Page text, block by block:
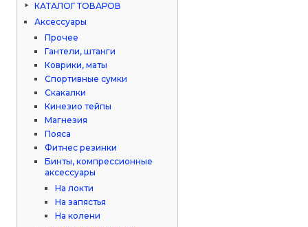
КАТАЛОГ ТОВАРОВ
Аксессуары
Прочее
Гантели, штанги
Коврики, маты
Спортивные сумки
Скакалки
Кинезио тейпы
Магнезия
Пояса
Фитнес резинки
Бинты, компрессионные
аксессуары
На локти
На запястья
На колени